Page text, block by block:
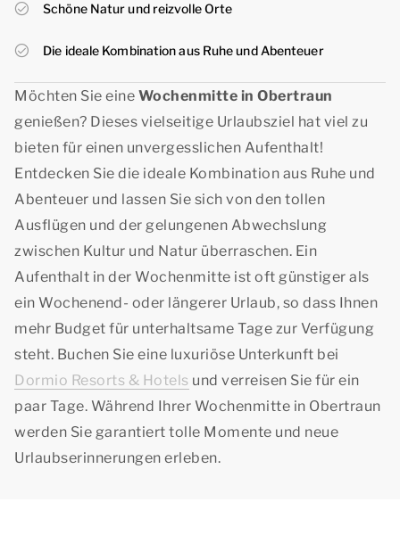
Schöne Natur und reizvolle Orte
Die ideale Kombination aus Ruhe und Abenteuer
Möchten Sie eine Wochenmitte in Obertraun
genießen? Dieses vielseitige Urlaubsziel hat viel zu
bieten für einen unvergesslichen Aufenthalt!
Entdecken Sie die ideale Kombination aus Ruhe und
Abenteuer und lassen Sie sich von den tollen
Ausflügen und der gelungenen Abwechslung
zwischen Kultur und Natur überraschen. Ein
Aufenthalt in der Wochenmitte ist oft günstiger als
ein Wochenend- oder längerer Urlaub, so dass Ihnen
mehr Budget für unterhaltsame Tage zur Verfügung
steht. Buchen Sie eine luxuriöse Unterkunft bei
Dormio Resorts & Hotels und verreisen Sie für ein
paar Tage. Während Ihrer Wochenmitte in Obertraun
werden Sie garantiert tolle Momente und neue
Urlaubserinnerungen erleben.